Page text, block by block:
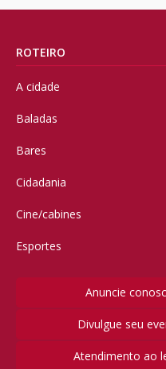
ROTEIRO
A cidade
Baladas
Bares
Cidadania
Cine/cabines
Esportes
Anuncie
Divulgue seu
Atendimento ao